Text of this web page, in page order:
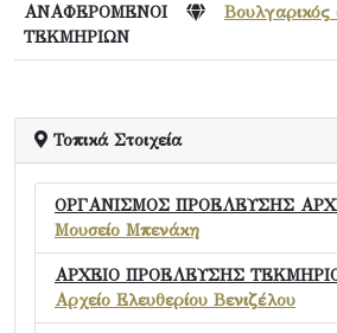
ΑΝΑΦΕΡΟΜΕΝΟΙ
ΤΕΚΜΗΡΙΩΝ
Βουλγαρικός
Τοπικά Στοιχεία
ΟΡΓΑΝΙΣΜΟΣ ΠΡΟΕΛΕΥΣΗΣ
Μουσείο Μπενάκη
ΑΡΧΕΙΟ ΠΡΟΕΛΕΥΣΗΣ
Αρχείο Ελευθερίου Βενιζέλου